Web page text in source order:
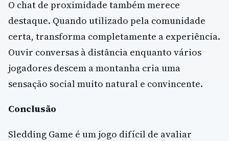
O chat de proximidade também merece
destaque. Quando utilizado pela comunidade
certa, transforma completamente a experiência.
Ouvir conversas à distância enquanto vários
jogadores descem a montanha cria uma
sensação social muito natural e convincente.
Conclusão
Sledding Game é um jogo difícil de avaliar